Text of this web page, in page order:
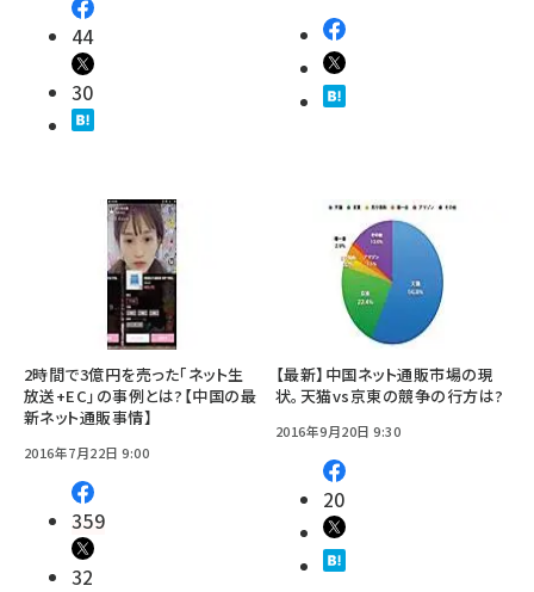
44
30
2時間で3億円を売った｢ネット生
放送+EC｣の事例とは?【中国の最
新ネット通販事情】
2016年7月22日 9:00
359
32
【最新】中国ネット通販市場の現
状。天猫vs京東の競争の行方は?
2016年9月20日 9:30
20